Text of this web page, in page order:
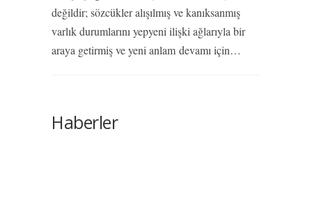
değildir; sözcükler alışılmış ve kanıksanmış
varlık durumlarını yepyeni ilişki ağlarıyla bir
araya getirmiş ve yeni anlam devamı için…
Haberler